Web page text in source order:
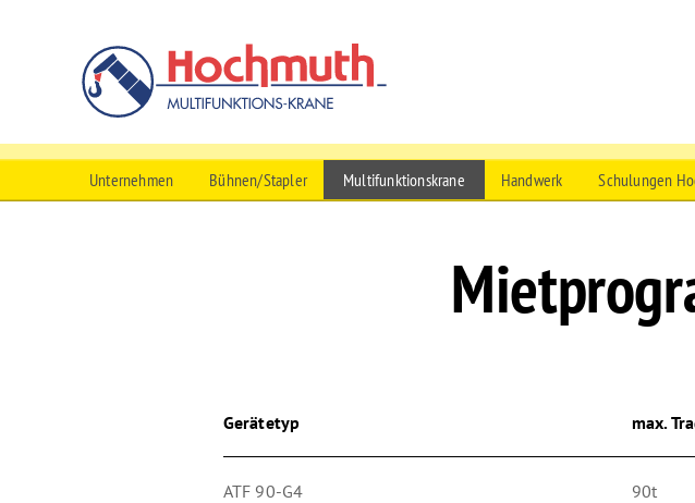
Menü überspringen
Unternehmen Bühnen/Stapler Multifunktionskrane Handwerk Schulungen
Gerätetyp max.
ATF 90-G4 90t